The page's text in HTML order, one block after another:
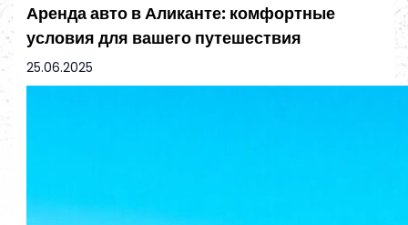
Аренда авто в Аликанте: комфортные
условия для вашего путешествия
25.06.2025